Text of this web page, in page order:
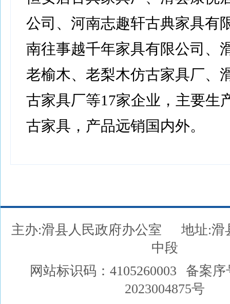
公司、河南志趣轩古典家具有
南往事越千年家具有限公司、
老榆木、老梨木仿古家具厂、
古家具厂等17家企业，主要生
古家具，产品远销国内外。
主办:滑县人民政府办公室
地址:滑
中段
网站标识码：4105260003
备案序
2023004875号